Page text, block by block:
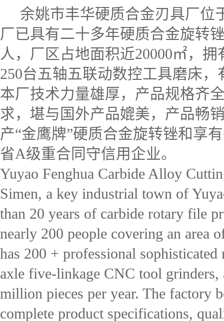
余姚市丰华硬质合金刃具厂位
厂已具有二十多年硬质合金旋转
人，厂区占地面积近20000㎡，
250台五轴五联动数控工具磨床
本厂技术力量雄厚，产品规格齐
求，堪与国外产品媲美，产品畅
产“金鹰牌”硬质合金旋转锉和享
省A级重合同守信用企业。
Yuyao Fenghua Carbide Alloy
Simen, a key industrial town of
than 20 years of carbide rotary file
nearly 200 people covering an area
has 200 + professional
axle five-linkage CNC tool
million pieces per year. The factory
complete product specifications,